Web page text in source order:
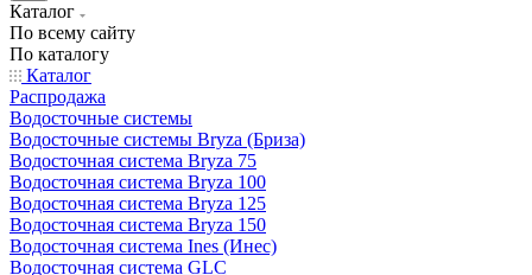
Каталог
По всему сайту
По каталогу
Каталог
Распродажа
Водосточные системы
Водосточные системы Bryza (Бриза)
Водосточная система Bryza 75
Водосточная система Bryza 100
Водосточная система Bryza 125
Водосточная система Bryza 150
Водосточная система Ines (Инес)
Водосточная система GLC